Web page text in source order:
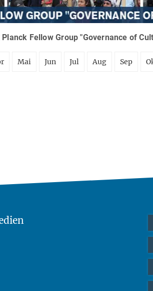
Fellow Group "Governance of
Mai Jun Jul Aug Sep